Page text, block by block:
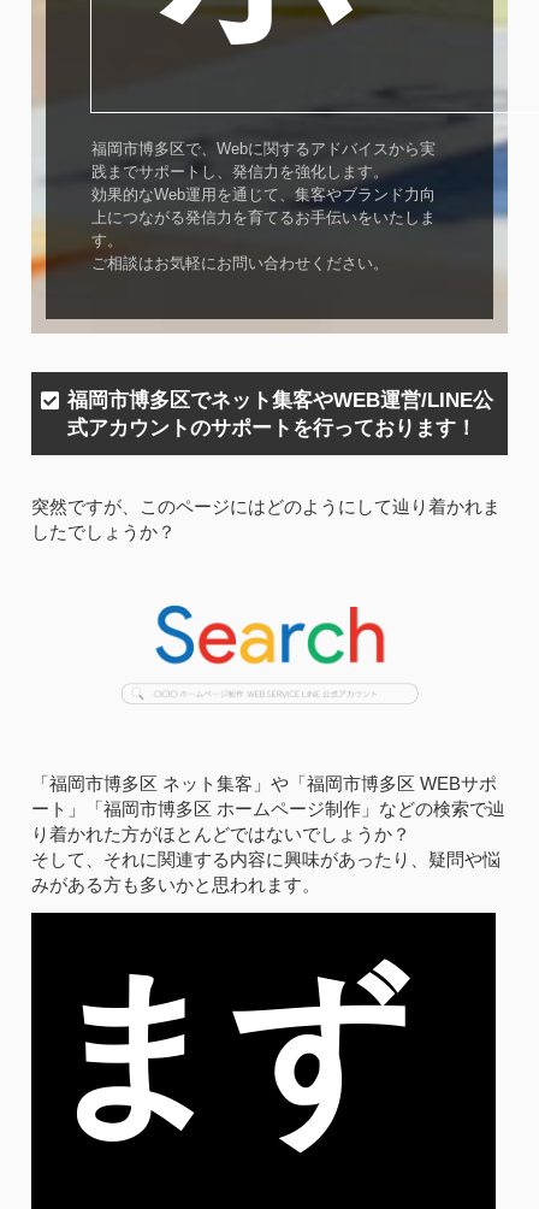
福岡市博多区で、Webに関するアドバイスから実
践までサポートし、発信力を強化します。
効果的なWeb運用を通じて、集客やブランド力向
上につながる発信力を育てるお手伝いをいたしま
す。
ご相談はお気軽にお問い合わせください。
福岡市博多区でネット集客やWEB運営/LINE公
式アカウントのサポートを行っております！
突然ですが、このページにはどのようにして辿り着かれま
したでしょうか？
「福岡市博多区 ネット集客」や「福岡市博多区 WEBサポ
ート」「福岡市博多区 ホームページ制作」などの検索で辿
り着かれた方がほとんどではないでしょうか？
そして、それに関連する内容に興味があったり、疑問や悩
みがある方も多いかと思われます。
まず